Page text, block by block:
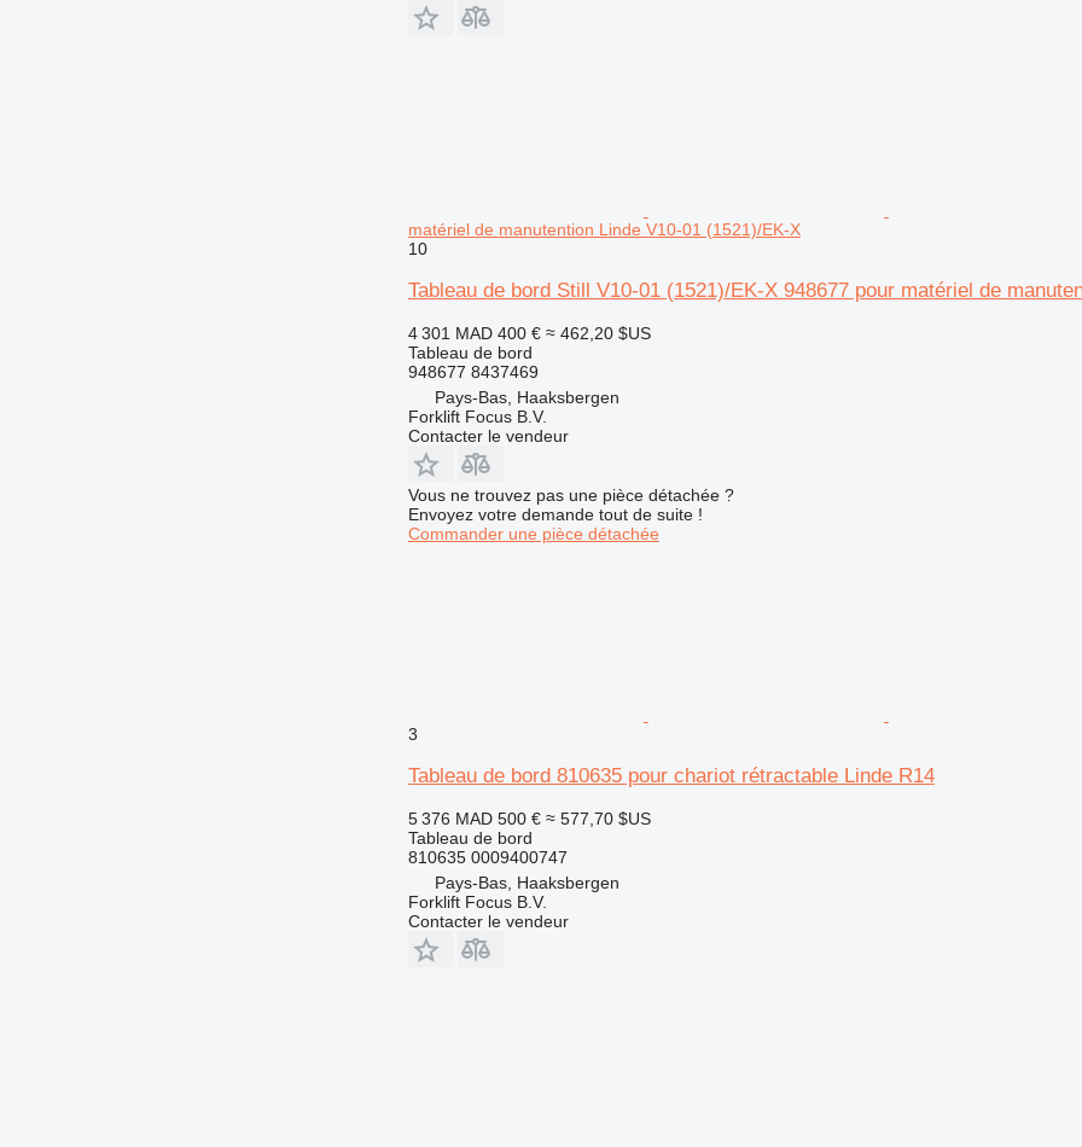
matériel de manutention Linde V10-01 (1521)/EK-X
10
Tableau de bord Still V10-01 (1521)/EK-X 948677 pour matériel de
4 301 MAD 400 € ≈ 462,20 $US
Tableau de bord
948677 8437469
Pays-Bas, Haaksbergen
Forklift Focus B.V.
Contacter le vendeur
Vous ne trouvez pas une pièce détachée ?
Envoyez votre demande tout de suite !
Commander une pièce détachée
3
Tableau de bord 810635 pour chariot rétractable Linde R14
5 376 MAD 500 € ≈ 577,70 $US
Tableau de bord
810635 0009400747
Pays-Bas, Haaksbergen
Forklift Focus B.V.
Contacter le vendeur